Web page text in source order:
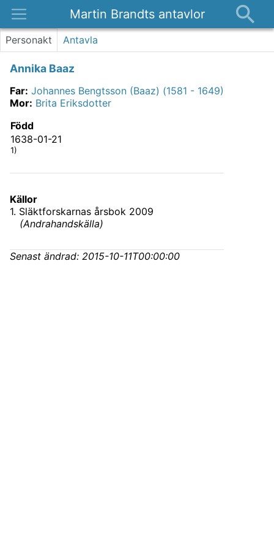
Martin Brandts antavlor
Platser
Kontakt
Personakt Antavla
Annika Baaz
Far: Johannes Bengtsson (Baaz) (1581 - 1649)
Mor: Brita Eriksdotter
Född
1638-01-21
1)
Källor
1. Släktforskarnas årsbok 2009
(Andrahandskälla)
Senast ändrad: 2015-10-11T00:00:00